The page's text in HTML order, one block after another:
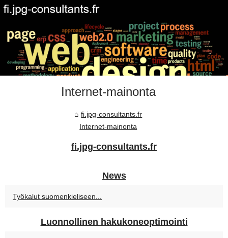
Internet-mainonta
fi.jpg-consultants.fr
Internet-mainonta
fi.jpg-consultants.fr
News
Työkalut suomenkieliseen...
Luonnollinen hakukoneoptimointi